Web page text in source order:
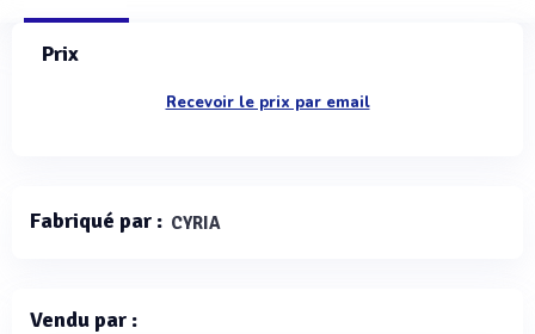
Prix
Recevoir le prix par email
Fabriqué par : CYRIA
Vendu par :